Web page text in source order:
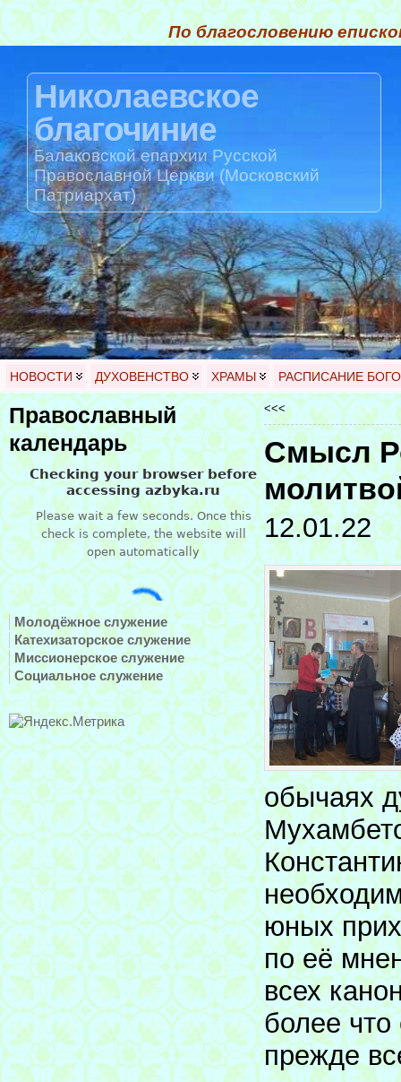
По благословению
Николаевское
благочиние
Балаковской епархии Русской
Православной Церкви (Московский
Патриархат)
НОВОСТИ ДУХОВЕНСТВО ХРАМЫ РАСПИСАНИЕ
Православный
календарь
Молодёжное служение
Катехизаторское служение
Миссионерское служение
Социальное служение
<<<
Смысл
12.01.22
обычаях
юных
по её
всех
более что
прежде